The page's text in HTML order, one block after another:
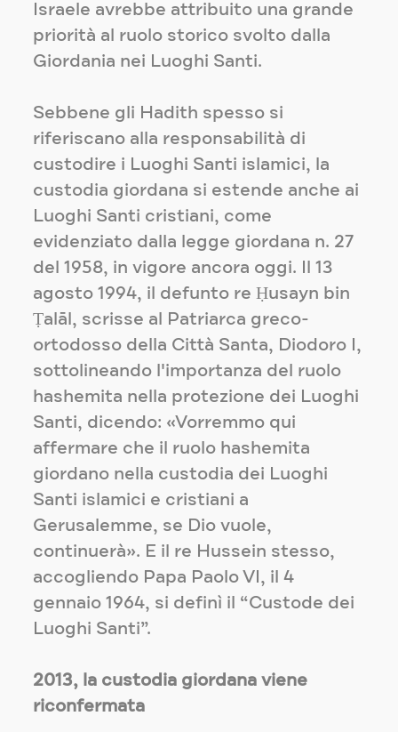
Israele avrebbe attribuito una grande
priorità al ruolo storico svolto dalla
Giordania nei Luoghi Santi.
Sebbene gli Hadith spesso si
riferiscano alla responsabilità di
custodire i Luoghi Santi islamici, la
custodia giordana si estende anche ai
Luoghi Santi cristiani, come
evidenziato dalla legge giordana n. 27
del 1958, in vigore ancora oggi. Il 13
agosto 1994, il defunto re Ḥusayn bin
Ṭalāl, scrisse al Patriarca greco-
ortodosso della Città Santa, Diodoro I,
sottolineando l'importanza del ruolo
hashemita nella protezione dei Luoghi
Santi, dicendo: «Vorremmo qui
affermare che il ruolo hashemita
giordano nella custodia dei Luoghi
Santi islamici e cristiani a
Gerusalemme, se Dio vuole,
continuerà». E il re Hussein stesso,
accogliendo Papa Paolo VI, il 4
gennaio 1964, si definì il “Custode dei
Luoghi Santi”.
2013, la custodia giordana viene
riconfermata